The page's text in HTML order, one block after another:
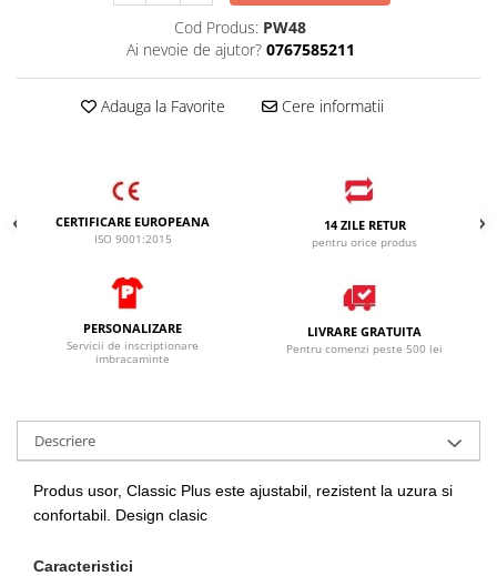
Cod Produs: PW48
Ai nevoie de ajutor? 0767585211
Adauga la Favorite Cere informatii
CERTIFICARE EUROPEANA
ISO 9001:2015
14 ZILE RETUR
pentru orice produs
PERSONALIZARE
Servicii de inscriptionare
imbracaminte
LIVRARE GRATUITA
Pentru comenzi peste 500 lei
Descriere
Produs usor, Classic Plus este ajustabil, rezistent la uzura si
confortabil. Design clasic
Caracteristici